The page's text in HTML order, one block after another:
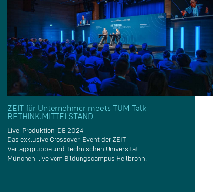
ZEIT für Unternehmer meets TUM Talk –
RETHINK.MITTELSTAND
Live-Produktion, DE 2024
Das exklusive Crossover-Event der ZEIT
Verlagsgruppe und Technischen Universität
München, live vom Bildungscampus Heilbronn.